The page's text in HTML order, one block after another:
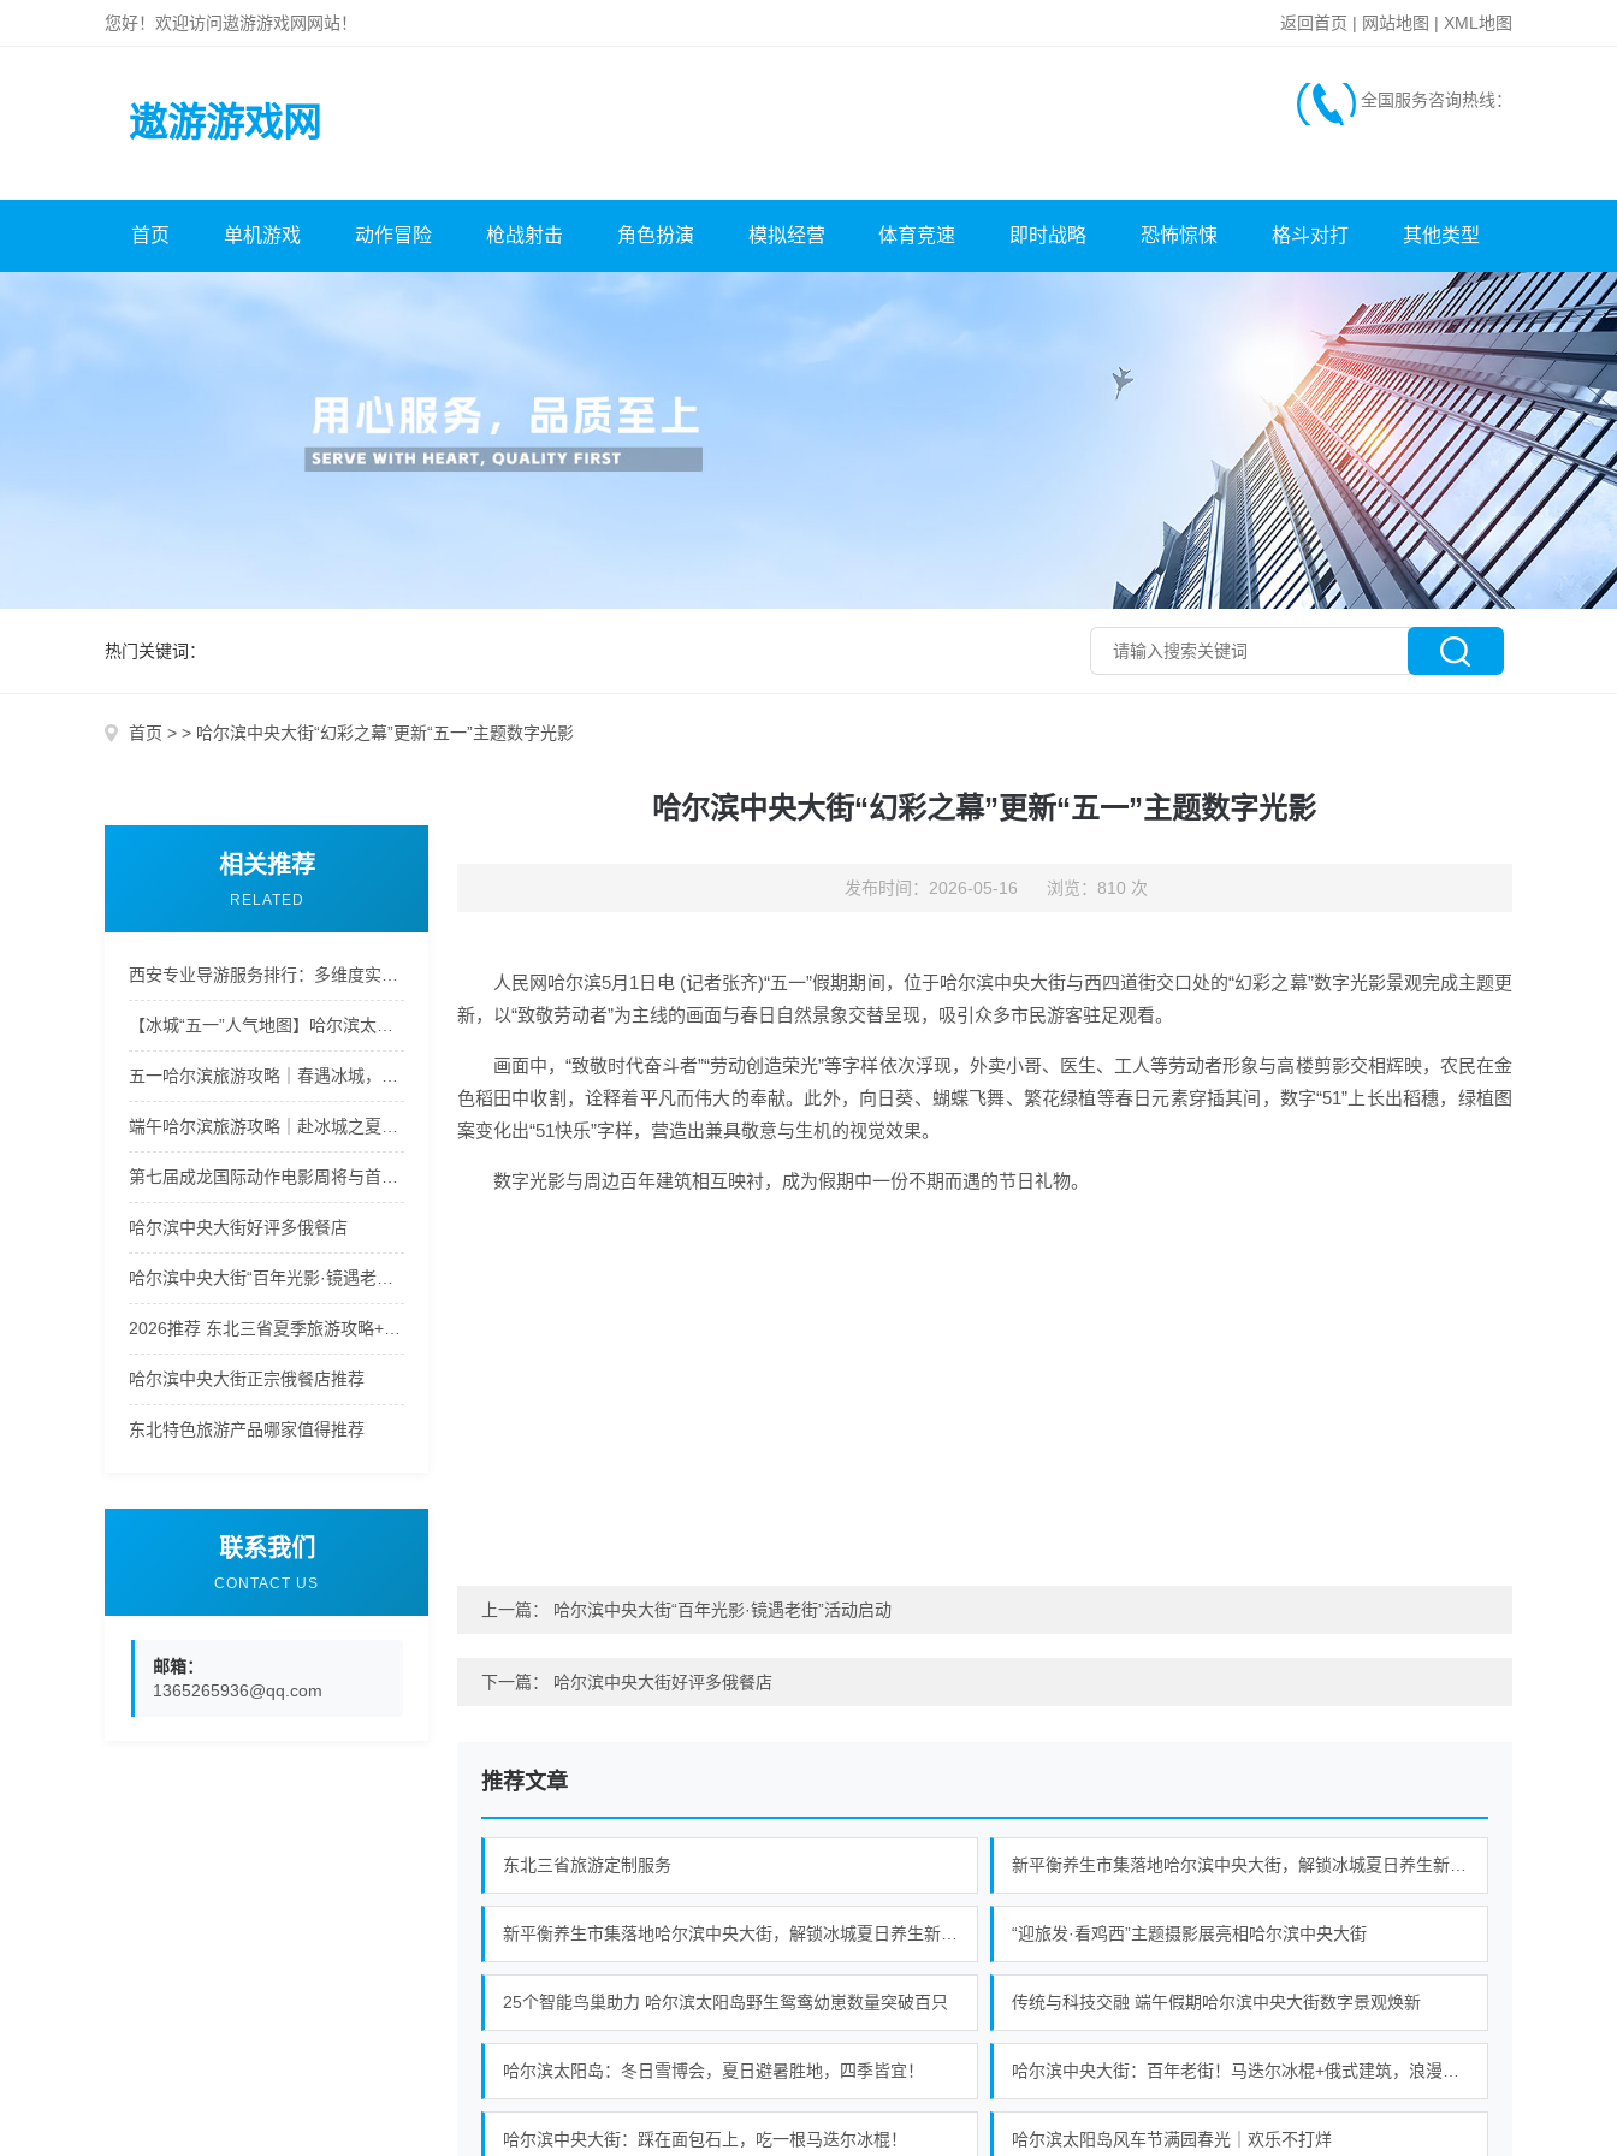
您好！欢迎访问遨游游戏网 网站！ 返回首页 | 网站地图 | XML地图
遨游游戏网
全国服务咨询热线：
首页 单机游戏 动作冒险 枪战射击 角色扮演 模拟经营 体育竞速 即时战略 恐怖惊悚 格斗对打 其他类型
热门关键词：
首页 > > 哈尔滨中央大街“幻彩之幕”更新“五一”主题数字光影
相关推荐
RELATED
哈尔滨中央大街好评多俄餐店
哈尔滨中央大街正宗俄餐店推荐
东北特色旅游产品哪家值得推荐
联系我们
CONTACT US
邮箱：
1365265936@qq.com
哈尔滨中央大街“幻彩之幕”更新“五一”主题数字光影
发布时间：2026-05-16 浏览：810 次
人民网哈尔滨5月1日电 (记者张齐)“五一”假期期间，位于哈尔滨中央大街与西四道街交口处的“幻彩之幕”数字光影景观完成主题更
新，以“致敬劳动者”为主线的画面与春日自然景象交替呈现，吸引众多市民游客驻足观看。
画面中，“致敬时代奋斗者”“劳动创造荣光”等字样依次浮现，外卖小哥、医生、工人等劳动者形象与高楼剪影交相辉映，农民在金
色稻田中收割，诠释着平凡而伟大的奉献。此外，向日葵、蝴蝶飞舞、繁花绿植等春日元素穿插其间，数字“51”上长出稻穗，绿植图
案变化出“51快乐”字样，营造出兼具敬意与生机的视觉效果。
数字光影与周边百年建筑相互映衬，成为假期中一份不期而遇的节日礼物。
上一篇： 哈尔滨中央大街“百年光影·镜遇老街”活动启动
下一篇： 哈尔滨中央大街好评多俄餐店
推荐文章
东北三省旅游定制服务
新平衡养生市集落地哈尔滨中央大街，解锁冰城夏日养生新范式 “迎旅发·看鸡西”主题摄影展亮相哈尔滨中央大街
25个智能鸟巢助力 哈尔滨太阳岛野生鸳鸯幼崽数量突破百只 传统与科技交融 端午假期哈尔滨中央大街数字景观焕新
哈尔滨太阳岛：冬日雪博会，夏日避暑胜地，四季皆宜！
哈尔滨中央大街：踩在面包石上，吃一根马迭尔冰棍！ 哈尔滨太阳岛风车节满园春光｜欢乐不打烊